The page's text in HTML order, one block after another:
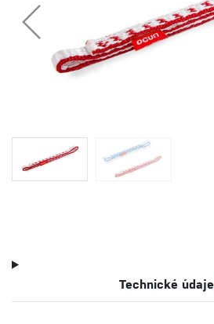
Technické údaje